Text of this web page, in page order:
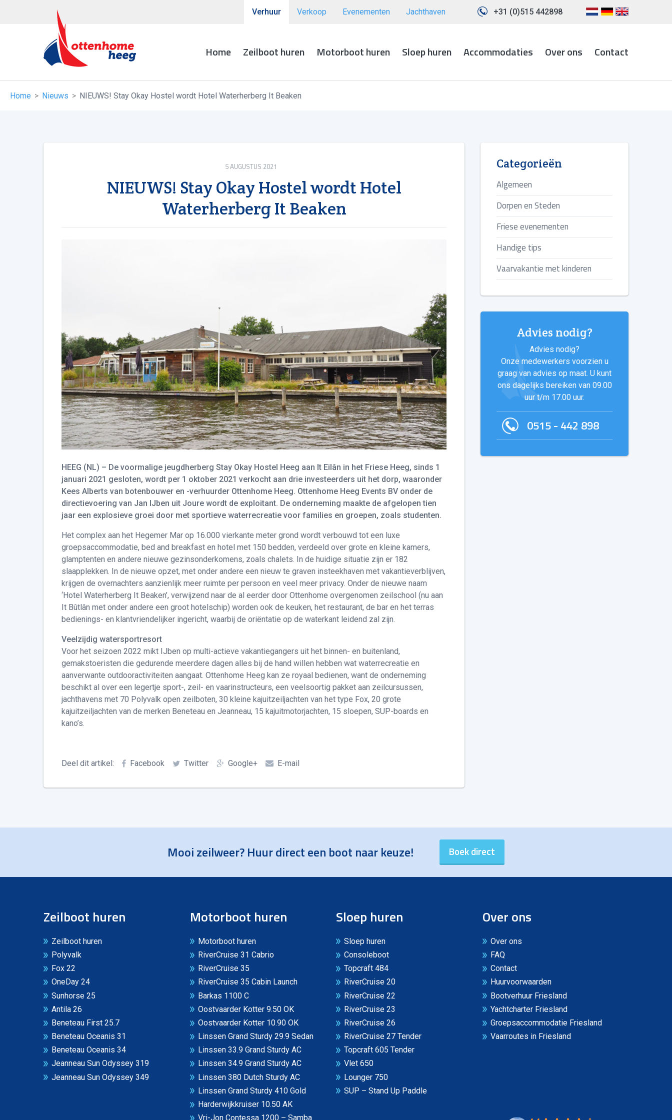
+31 (0)515 442898
Verhuur Verkoop Evenementen Jachthaven
Home Zeilboot huren Motorboot huren Sloep huren Accommodaties Over ons Contact
Home Nieuws NIEUWS! Stay Okay Hostel wordt Hotel Waterherberg It Beaken
5 AUGUSTUS 2021
NIEUWS! Stay Okay Hostel wordt Hotel
Waterherberg It Beaken
HEEG (NL) – De voormalige jeugdherberg Stay Okay Hostel Heeg aan It Eilân in het Friese Heeg, sinds 1
januari 2021 gesloten, wordt per 1 oktober 2021 verkocht aan drie investeerders uit het dorp, waaronder
Kees Alberts van botenbouwer en -verhuurder Ottenhome Heeg. Ottenhome Heeg Events BV onder de
directievoering van Jan IJben uit Joure wordt de exploitant. De onderneming maakte de afgelopen tien
jaar een explosieve groei door met sportieve waterrecreatie voor families en groepen, zoals studenten.
Het complex aan het Hegemer Mar op 16.000 vierkante meter grond wordt verbouwd tot een luxe
groepsaccommodatie, bed and breakfast en hotel met 150 bedden, verdeeld over grote en kleine kamers,
glamptenten en andere nieuwe gezinsonderkomens, zoals chalets. In de huidige situatie zijn er 182
slaapplekken. In de nieuwe opzet, met onder andere een nieuw te graven insteekhaven met vakantieverblijven,
krijgen de overnachters aanzienlijk meer ruimte per persoon en veel meer privacy. Onder de nieuwe naam
‘Hotel Waterherberg It Beaken’, verwijzend naar de al eerder door Ottenhome overgenomen zeilschool (nu aan
It Bûtlân met onder andere een groot hotelschip) worden ook de keuken, het restaurant, de bar en het terras
bedienings- en klantvriendelijker ingericht, waarbij de oriëntatie op de waterkant leidend zal zijn.
Veelzijdig watersportresort
Voor het seizoen 2022 mikt IJben op multi-actieve vakantiegangers uit het binnen- en buitenland,
gemakstoeristen die gedurende meerdere dagen alles bij de hand willen hebben wat waterrecreatie en
aanverwante outdooractiviteiten aangaat. Ottenhome Heeg kan ze royaal bedienen, want de onderneming
beschikt al over een legertje sport-, zeil- en vaarinstructeurs, een veelsoortig pakket aan zeilcursussen,
jachthavens met 70 Polyvalk open zeilboten, 30 kleine kajuitzeiljachten van het type Fox, 20 grote
kajuitzeiljachten van de merken Beneteau en Jeanneau, 15 kajuitmotorjachten, 15 sloepen, SUP-boards en
kano’s.
Deel dit artikel: Facebook Twitter Google+ E-mail
Categorieën
Algemeen
Dorpen en Steden
Friese evenementen
Handige tips
Vaarvakantie met kinderen
Advies nodig?
Advies nodig?
Onze medewerkers voorzien u
graag van advies op maat. U kunt
ons dagelijks bereiken van 09.00
uur t/m 17.00 uur.
0515 - 442 898
Mooi zeilweer? Huur direct een boot naar keuze!
Zeilboot huren
Zeilboot huren
Polyvalk
Fox 22
OneDay 24
Sunhorse 25
Antila 26
Beneteau First 25.7
Beneteau Oceanis 31
Beneteau Oceanis 34
Jeanneau Sun Odyssey 319
Jeanneau Sun Odyssey 349
Motorboot huren
Motorboot huren
RiverCruise 31 Cabrio
RiverCruise 35
RiverCruise 35 Cabin Launch
Barkas 1100 C
Oostvaarder Kotter 9.50 OK
Oostvaarder Kotter 10.90 OK
Linssen Grand Sturdy 29.9 Sedan
Linssen 33.9 Grand Sturdy AC
Linssen 34.9 Grand Sturdy AC
Linssen 380 Dutch Sturdy AC
Linssen Grand Sturdy 410 Gold
Harderwijkkruiser 10.50 AK
Vri-Jon Contessa 1200 – Samba
Sloep huren
Sloep huren
Consoleboot
Topcraft 484
RiverCruise 20
RiverCruise 22
RiverCruise 23
RiverCruise 26
RiverCruise 27 Tender
Topcraft 605 Tender
Vlet 650
Lounger 750
SUP – Stand Up Paddle
Over ons
Over ons
FAQ
Contact
Huurvoorwaarden
Bootverhuur Friesland
Yachtcharter Friesland
Groepsaccommodatie Friesland
Vaarroutes in Friesland